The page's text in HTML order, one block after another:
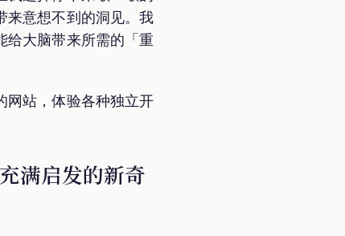
来意想不到的洞见。我
给大脑带来所需的「重
网站，体验各种独立开
满启发的新奇